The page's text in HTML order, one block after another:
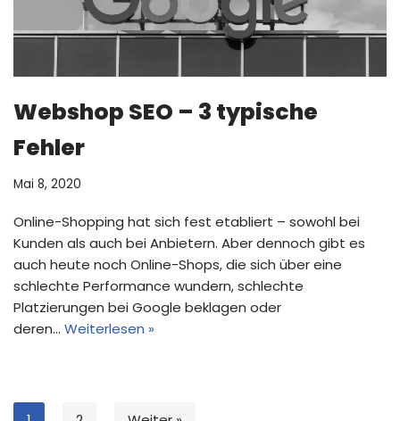
Webshop SEO – 3 typische
Fehler
Mai 8, 2020
Online-Shopping hat sich fest etabliert – sowohl bei
Kunden als auch bei Anbietern. Aber dennoch gibt es
auch heute noch Online-Shops, die sich über eine
schlechte Performance wundern, schlechte
Platzierungen bei Google beklagen oder
deren… Weiterlesen »